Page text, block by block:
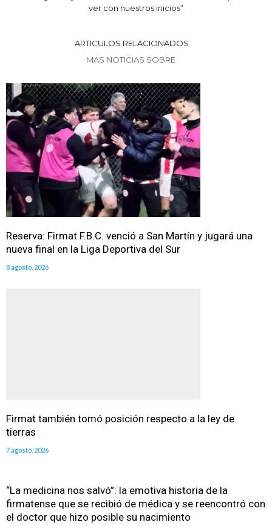
ver con nuestros inicios”
ARTICULOS RELACIONADOS
MAS NOTICIAS SOBRE
Reserva: Firmat F.B.C. venció a San Martín y jugará una
nueva final en la Liga Deportiva del Sur
8 agosto, 2026
Firmat también tomó posición respecto a la ley de
tierras
7 agosto, 2026
“La medicina nos salvó”: la emotiva historia de la
firmatense que se recibió de médica y se reencontró con
el doctor que hizo posible su nacimiento